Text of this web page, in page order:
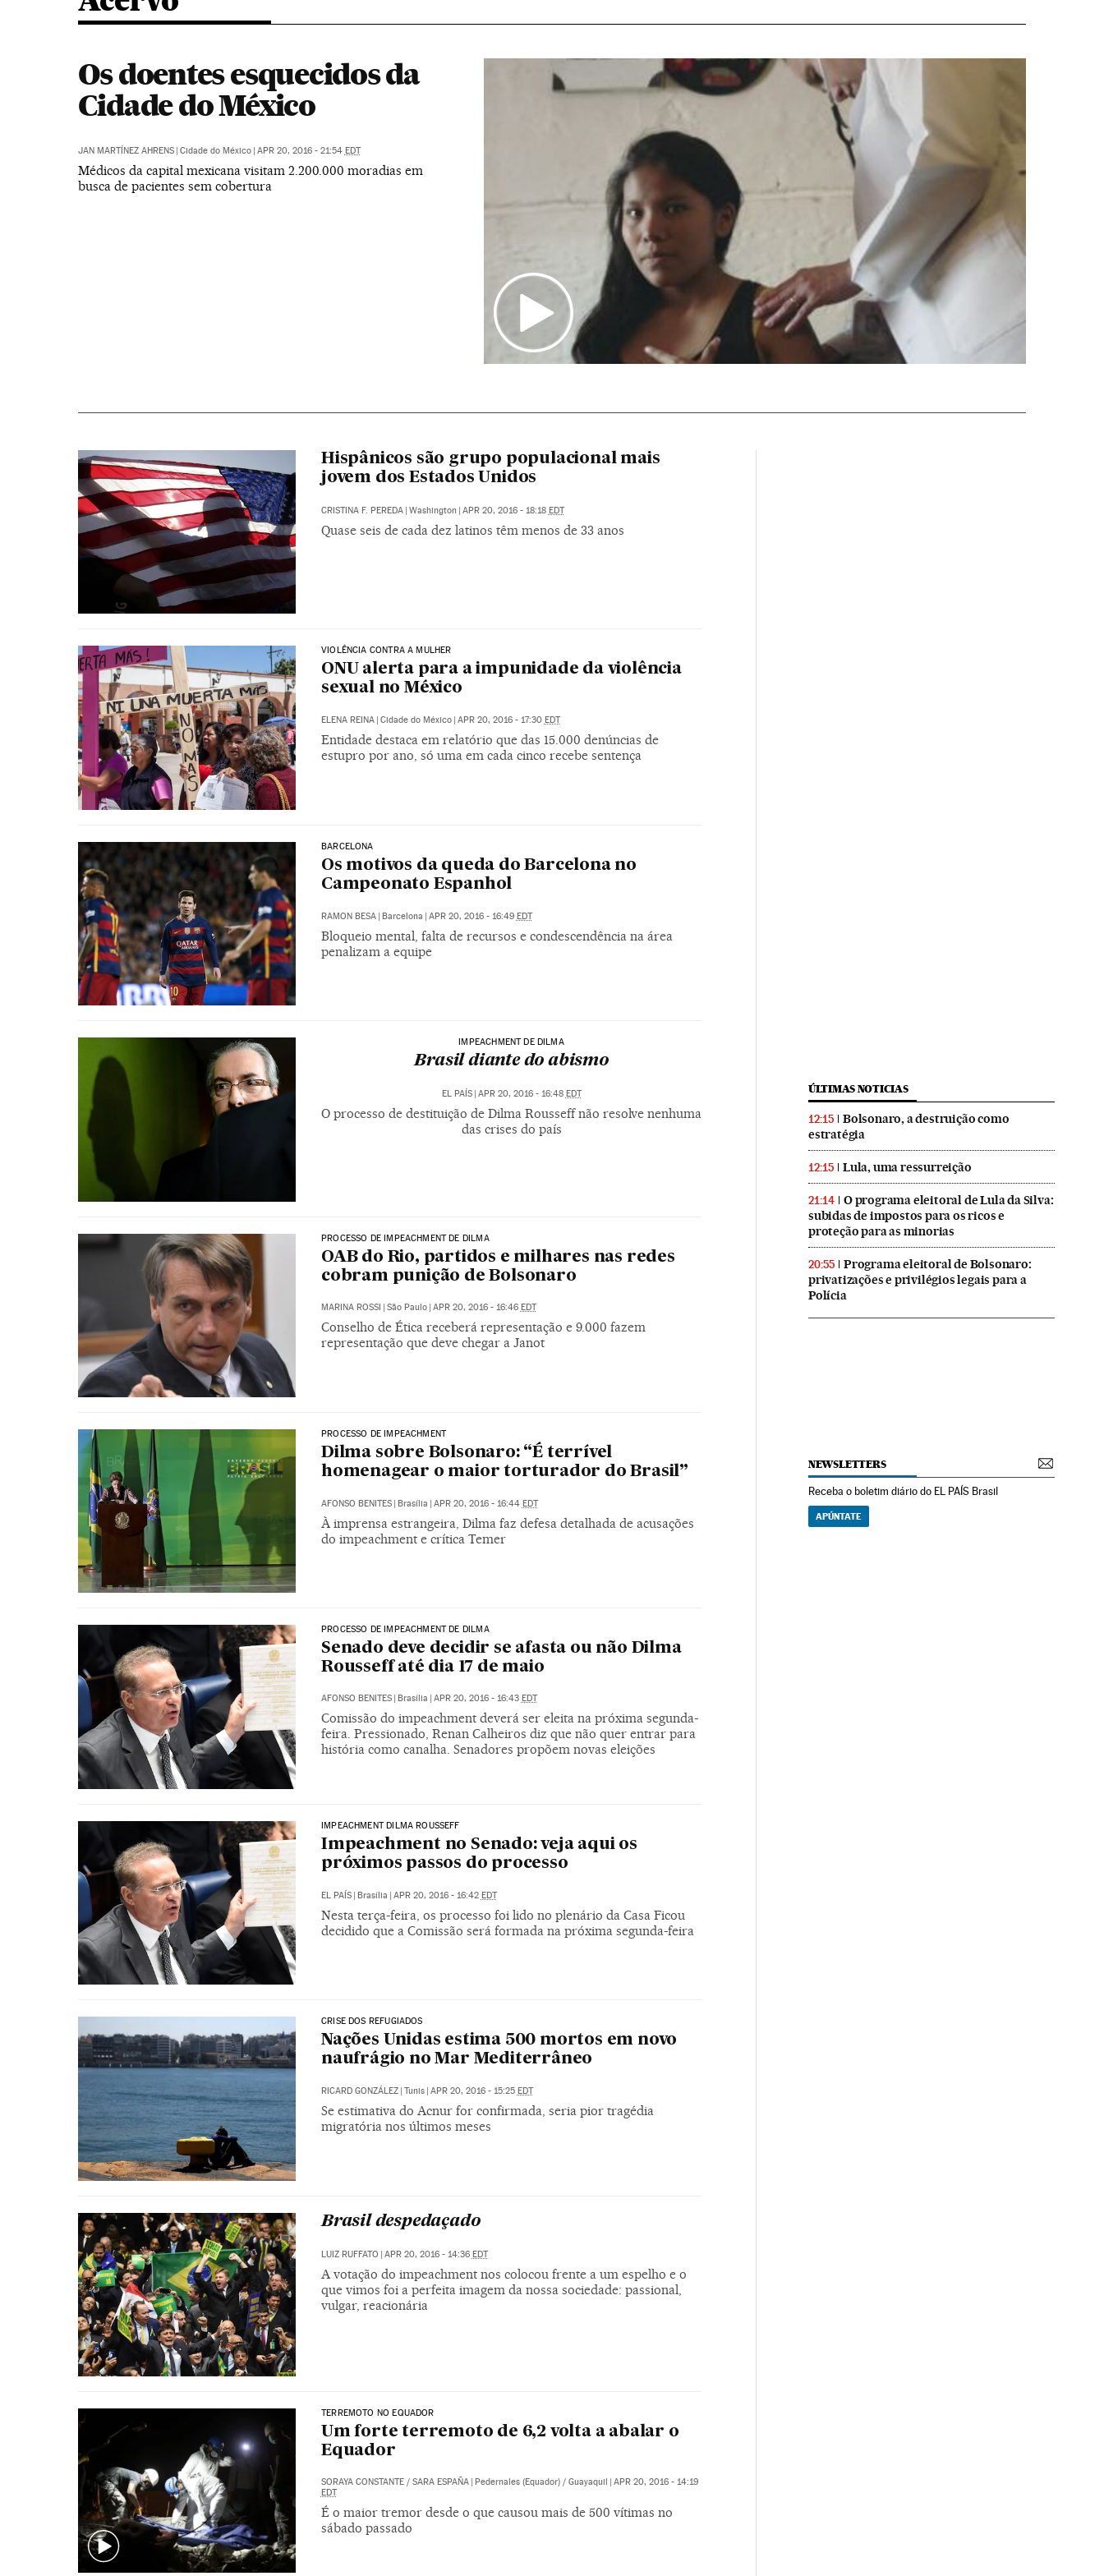
Os doentes esquecidos da
Cidade do México
JAN MARTÍNEZ AHRENS | Cidade do México | APR 20, 2016 - 21:54 EDT
Médicos da capital mexicana visitam 2.200.000 moradias em
busca de pacientes sem cobertura
Hispânicos são grupo populacional mais
jovem dos Estados Unidos
CRISTINA F. PEREDA Washington APR 20, 2016 - 18:18 EDT
Quase seis de cada dez latinos têm menos de 33 anos
VIOLÊNCIA CONTRA A MULHER
ONU alerta para a impunidade da violência
sexual no México
ELENA REINA Cidade do México APR 20, 2016 - 17:30 EDT
Entidade destaca em relatório que das 15.000 denúncias de
estupro por ano, só uma em cada cinco recebe sentença
BARCELONA
Os motivos da queda do Barcelona no
Campeonato Espanhol
RAMON BESA | Barcelona | APR 20, 2016 - 16:49 EDT
Bloqueio mental, falta de recursos e condescendência na área
penalizam a equipe
IMPEACHMENT DE DILMA
Brasil diante do abismo
EL PAÍS APR 20, 2016 - 16:48 EDT
O processo de destituição de Dilma Rousseff não resolve nenhuma
das crises do país
PROCESSO DE IMPEACHMENT DE DILMA
OAB do Rio, partidos e milhares nas redes
cobram punição de Bolsonaro
MARINA ROSSI São Paulo APR 20, 2016 - 16:46 EDT
Conselho de Ética receberá representação e 9.000 fazem
representação que deve chegar a Janot
PROCESSO DE IMPEACHMENT
Dilma sobre Bolsonaro: “É terrível
homenagear o maior torturador do Brasil”
AFONSO BENITES | Brasília | APR 20, 2016 - 16:44 EDT
À imprensa estrangeira, Dilma faz defesa detalhada de acusações
do impeachment e crítica Temer
PROCESSO DE IMPEACHMENT DE DILMA
Senado deve decidir se afasta ou não Dilma
Rousseff até dia 17 de maio
AFONSO BENITES Brasília APR 20, 2016 - 16:43 EDT
Comissão do impeachment deverá ser eleita na próxima segunda-
feira. Pressionado, Renan Calheiros diz que não quer entrar para
história como canalha. Senadores propõem novas eleições
IMPEACHMENT DILMA ROUSSEFF
Impeachment no Senado: veja aqui os
próximos passos do processo
EL PAÍS | Brasília | APR 20, 2016 - 16:42 EDT
Nesta terça-feira, os processo foi lido no plenário da Casa Ficou
decidido que a Comissão será formada na próxima segunda-feira
CRISE DOS REFUGIADOS
Nações Unidas estima 500 mortos em novo
naufrágio no Mar Mediterrâneo
RICARD GONZÁLEZ Tunis APR 20, 2016 - 15:25 EDT
Se estimativa do Acnur for confirmada, seria pior tragédia
migratória nos últimos meses
Brasil despedaçado
LUIZ RUFFATO | APR 20, 2016 - 14:36 EDT
A votação do impeachment nos colocou frente a um espelho e o
que vimos foi a perfeita imagem da nossa sociedade: passional,
vulgar, reacionária
TERREMOTO NO EQUADOR
Um forte terremoto de 6,2 volta a abalar o
Equador
SORAYA CONSTANTE/ SARA ESPAÑA Pedernales (Equador) / Guayaquil
APR 20, 2016 - 14:19
EDT
É o maior tremor desde o que causou mais de 500 vítimas no
sábado passado
ÚLTIMAS NOTICIAS
12:15
Bolsonaro, a destruição como
estratégia
12:15 Lula, uma ressurreição
21:14
O programa eleitoral de Lula da Silva:
subidas de impostos para os ricos e
proteção para as minorias
20:55
Programa eleitoral de Bolsonaro:
privatizações e privilégios legais para a
Polícia
NEWSLETTERS
Receba o boletim diário do EL PAÍS Brasil
APÚNTATE